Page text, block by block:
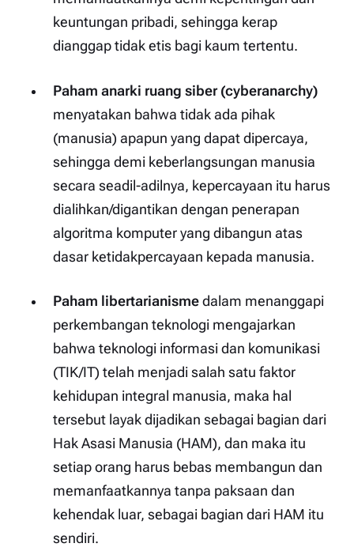
keuntungan pribadi, sehingga kerap
dianggap tidak etis bagi kaum tertentu.
Paham anarki ruang siber (cyberanarchy)
menyatakan bahwa tidak ada pihak
(manusia) apapun yang dapat dipercaya,
sehingga demi keberlangsungan manusia
secara seadil-adilnya, kepercayaan itu harus
dialihkan/digantikan dengan penerapan
algoritma komputer yang dibangun atas
dasar ketidakpercayaan kepada manusia.
Paham libertarianismedalam menanggapi
perkembangan teknologi mengajarkan
bahwa teknologi informasi dan komunikasi
(TIK/IT) telah menjadi salah satu faktor
kehidupan integral manusia, maka hal
tersebut layak dijadikan sebagai bagian dari
Hak Asasi Manusia (HAM), dan maka itu
setiap orang harus bebas membangun dan
memanfaatkannya tanpa paksaan dan
kehendak luar, sebagai bagian dari HAM itu
sendiri.